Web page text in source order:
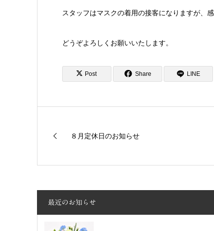
スタッフはマスクの着用の接客になりますが、
どうぞよろしくお願いいたします。
Post Share LINE
８月定休日のお知らせ
最近のお知らせ